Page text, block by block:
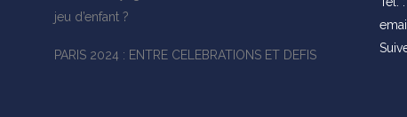
jeu d’enfant ?
PARIS 2024 : ENTRE CELEBRATIONS ET DEFIS